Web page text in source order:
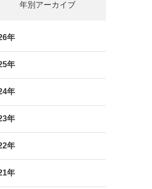
年別アーカイブ
年
年
年
年
年
年